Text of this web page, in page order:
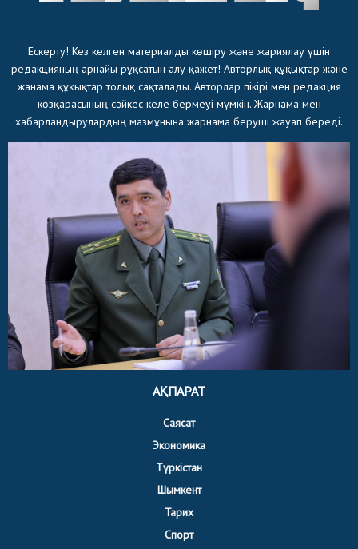
Ескерту! Кез келген материалды көшіру және жариялау үшін
редакцияның арнайы рұқсатын алу қажет! Авторлық құқықтар және
жанама құқықтар толық сақталады. Авторлар пікірі мен редакция
көзқарасының сәйкес келе бермеуі мүмкін. Жарнама мен
хабарландырулардың мазмұнына жарнама беруші жауап береді.
АҚПАРАТ
Саясат
Экономика
Түркістан
Шымкент
Тарих
Спорт